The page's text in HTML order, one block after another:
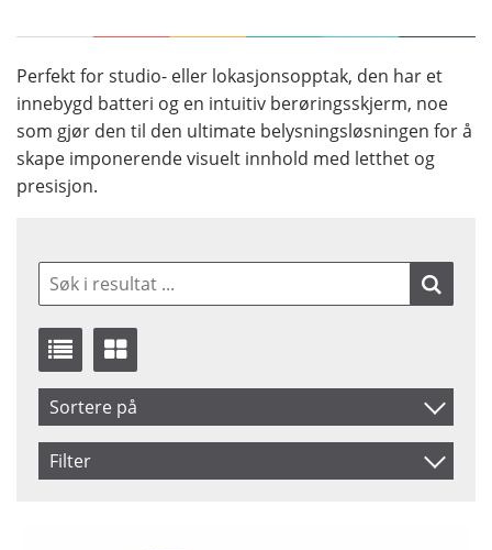
Perfekt for studio- eller lokasjonsopptak, den har et
innebygd batteri og en intuitiv berøringsskjerm, noe
som gjør den til den ultimate belysningsløsningen for å
skape imponerende visuelt innhold med letthet og
presisjon.
Sortere på
Artikelkod
Filter